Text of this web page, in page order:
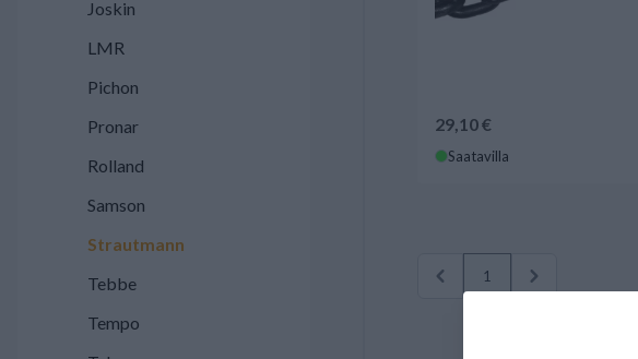
Joskin
LMR
Pichon
Pronar
Rolland
Samson
Strautmann
Tebbe
Tempo
29,10 €
Saatavilla
1